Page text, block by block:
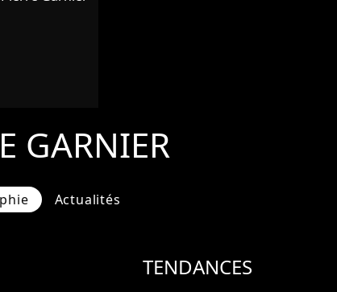
GARNIER
Actualités
TENDANCES